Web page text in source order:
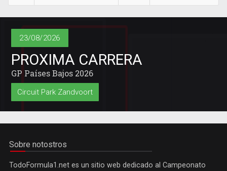
23/08/2026
PROXIMA CARRERA
GP Países Bajos 2026
Circuit Park Zandvoort
Sobre notostros
TodoFormula1.net es un sitio web dedicado al Campeonato